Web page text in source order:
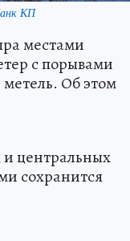
КП
местами
с порывами
метель. Об этом
центральных
сохранится